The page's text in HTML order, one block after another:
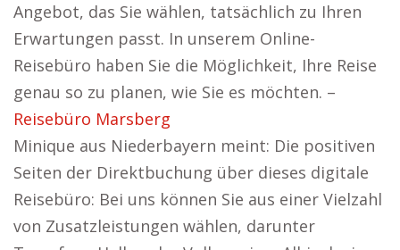
Angebot, das Sie wählen, tatsächlich zu Ihren
Erwartungen passt. In unserem Online-
Reisebüro haben Sie die Möglichkeit, Ihre Reise
genau so zu planen, wie Sie es möchten. –
Reisebüro Marsberg
Minique aus Niederbayern meint: Die positiven
Seiten der Direktbuchung über dieses digitale
Reisebüro: Bei uns können Sie aus einer Vielzahl
von Zusatzleistungen wählen, darunter